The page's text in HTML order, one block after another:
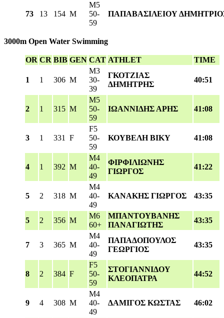
73 13 154 M
M5
50-
59
ΠΑΠΑΒΑΣΙΛΕΙΟΥ
3000m Open Water Swimming
OR CR BIB GEN CAT ATHLET TIME
1 1 306 M
M3
30-
39
ΓΚΟΤΖΙΑΣ
ΔΗΜΗΤΡΗΣ
40:51
2 1 315 M
M5
50-
59
ΙΩΑΝΝΙΔΗΣ ΑΡΗΣ 41:08
3 1 331 F
F5
50-
59
ΚΟΥΒΕΛΗ ΒΙΚΥ 41:08
4 1 392 M
M4
40-
49
ΦΙΡΦΙΛΙΩΝΗΣ
ΓΙΩΡΓΟΣ
41:22
5 2 318 M
M4
40-
49
ΚΑΝΑΚΗΣ ΓΙΩΡΓΟΣ 43:35
5 2 356 M
M6
60+
ΜΠΑΝΤΟΥΒΑΝΗΣ
ΠΑΝΑΓΙΩΤΗΣ
43:35
7 3 365 M
M4
40-
49
ΠΑΠΑΔΟΠΟΥΛΟΣ
ΓΕΩΡΓΙΟΣ
43:35
8 2 384 F
F5
50-
59
ΣΤΟΓΙΑΝΝΙΔΟΥ
ΚΛΕΟΠΑΤΡΑ
44:52
9 4 308 M
M4
40-
49
ΔΑΜΙΓΟΣ ΚΩΣΤΑΣ 46:02